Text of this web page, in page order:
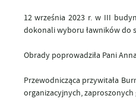
12 września 2023 r. w III
dokonali wyboru ławników do
Obrady poprowadziła Pani
Przewodnicząca przywitała
organizacyjnych,